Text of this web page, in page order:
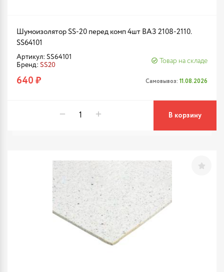
Шумоизолятор SS-20 перед комп 4шт ВАЗ 2108-2110.
SS64101
Артикул: SS64101
Бренд: SS20
Товар на складе
640 ₽ Самовывоз: 11.08.2026
В корзину